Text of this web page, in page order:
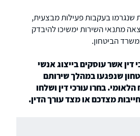
שנגרמו בעקבות פעילות מבצעית,
מתנאי השירות ימשיכו להיבדק
הביטחון.
דין אשר עוסקים בייצוג אנשי
שנפגעו במהלך שירותם
בחרו עורכי דין ושלחו
מצדכם או מצד עורך הדין.